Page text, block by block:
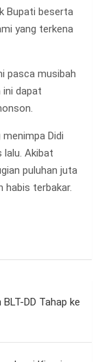
Bupati beserta
yang terkena
pasca musibah
ini dapat
Didi
lalu. Akibat
puluhan juta
habis terbakar.
DD Tahap ke